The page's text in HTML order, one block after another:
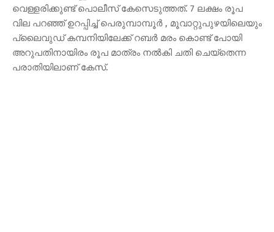
വെള്ളരിക്കുണ്ട് പൊലീസ് കേസെടുത്തത്. 7 ലക്ഷം രൂപ
വില പറഞ്ഞ് ഉറപ്പിച്ച് പെരുമ്പാമ്പൂർ , മൂവാറ്റുപുഴയിലെയും
പ്ലൈവുഡ് കമ്പനിയിലേക്ക് റബർ മരം കൊണ്ട് പോയി
അറുപതിനായിരം രൂപ മാത്രം നൽകി ചതി ചെയ്തെന്ന
പരാതിയിലാണ് കേസ്.